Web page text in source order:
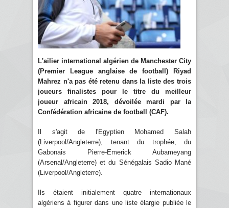
L'ailier international algérien de Manchester City
(Premier League anglaise de football) Riyad
Mahrez n'a pas été retenu dans la liste des trois
joueurs finalistes pour le titre du meilleur
joueur africain 2018, dévoilée mardi par la
Confédération africaine de football (CAF).
Il s'agit de l'Egyptien Mohamed Salah
(Liverpool/Angleterre), tenant du trophée, du
Gabonais Pierre-Emerick Aubameyang
(Arsenal/Angleterre) et du Sénégalais Sadio Mané
(Liverpool/Angleterre).
Ils étaient initialement quatre internationaux
algériens à figurer dans une liste élargie publiée le